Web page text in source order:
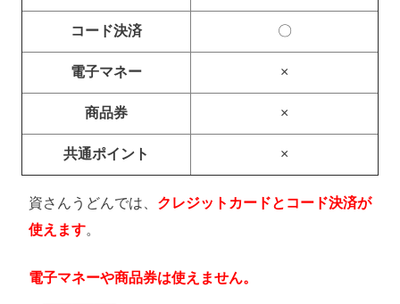
コード決済 〇
電子マネー ×
商品券 ×
共通ポイント ×
資さんうどんでは、 クレジットカードとコード決済が
使えます。
電子マネーや商品券は使えません。